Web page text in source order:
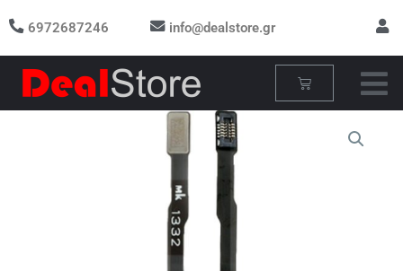
στο 6972687246 info@dealstore.gr
Cart